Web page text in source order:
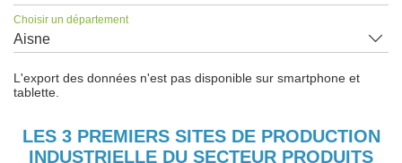
Choisir un département
Aisne
L'export des données n'est pas disponible sur smartphone et
tablette.
LES 3 PREMIERS SITES DE PRODUCTION
INDUSTRIELLE DU SECTEUR PRODUITS